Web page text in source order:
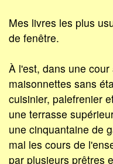
Mes livres les plus
de fenêtre.
À l'est, dans une
maisonnettes sans
cuisinier, palefrenier
une terrasse
une cinquantaine de
mal les cours de
par plusieurs prêtres